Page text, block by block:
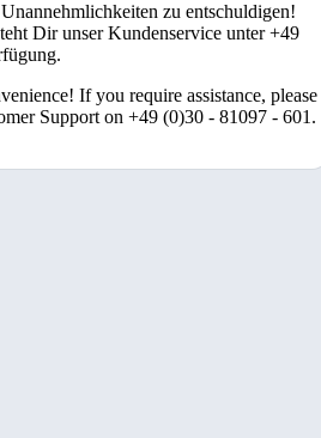
zu entschuldigen!
Dir unser Kundenservice unter +49
If you require assistance, please
Support on +49 (0)30 - 81097 - 601.